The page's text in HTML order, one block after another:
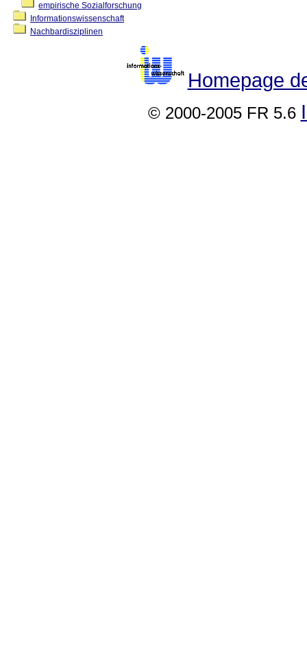
empirische Sozialforschung
Informationswissenschaft
Nachbardisziplinen
Homepage
© 2000-2005 FR 5.6